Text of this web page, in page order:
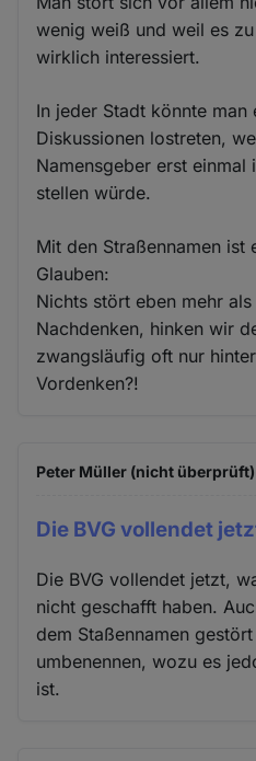
wenig weiß und weil es
wirklich interessiert.
In jeder Stadt könnte man
Diskussionen lostreten,
Namensgeber erst einmal
stellen würde.
Mit den Straßennamen ist
Glauben:
Nichts stört eben mehr
Nachdenken, hinken wir
zwangsläufig oft nur
Vordenken?!
Peter Müller (nicht überprüft)
Die BVG vollendet
Die BVG vollendet jetzt,
nicht geschafft haben.
dem Staßennamen
umbenennen, wozu es
ist.